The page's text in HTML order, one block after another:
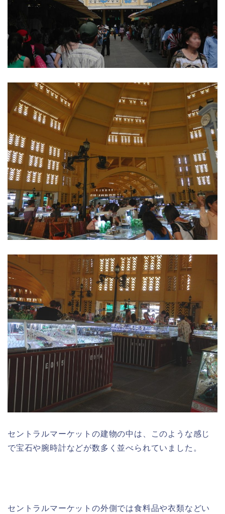
セントラルマーケットの建物の中は、このような感じ
で宝石や腕時計などが数多く並べられていました。
セントラルマーケットの外側では食料品や衣類などい